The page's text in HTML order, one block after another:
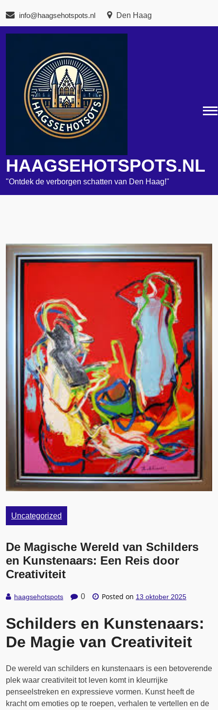
de
inhoud
info@haagsehotspots.nl Den Haag
HAAGSEHOTSPOTS.NL
"Ontdek de verborgen schatten van Den Haag!"
Uncategorized
De Magische Wereld van Schilders
en Kunstenaars: Een Reis door
Creativiteit
haagsehotspots 0 Posted on 13 oktober 2025
Schilders en Kunstenaars:
De Magie van Creativiteit
De wereld van schilders en kunstenaars is een betoverende
plek waar creativiteit tot leven komt in kleurrijke
penseelstreken en expressieve vormen. Kunst heeft de
kracht om emoties op te roepen, verhalen te vertellen en de